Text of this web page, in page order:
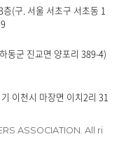
(구. 서울 서초구 서초동 1
동군 진교면 양포리 389-4)
이천시 마장면 이치2리 31
ASSOCIATION. All ri